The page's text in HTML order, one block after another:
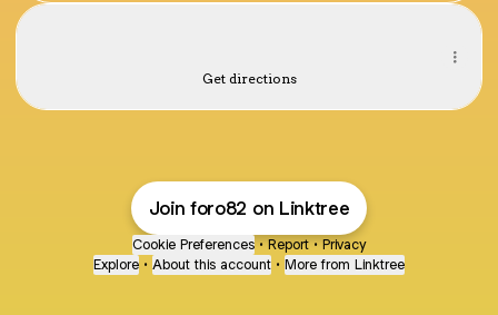
Cómo llegar
Get directions
Join foro82 on Linktree
Cookie Preferences • Report • Privacy
Explore • About this account • More from Linktree